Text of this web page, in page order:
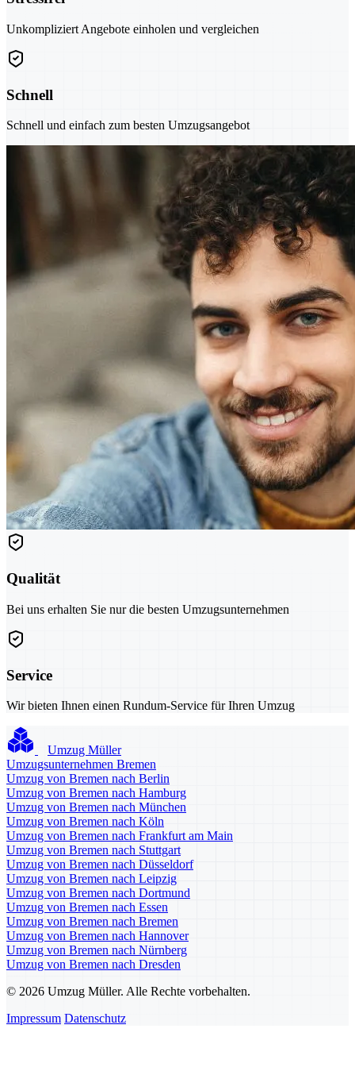
Unkompliziert Angebote einholen und vergleichen
Schnell
Schnell und einfach zum besten Umzugsangebot
Qualität
Bei uns erhalten Sie nur die besten Umzugsunternehmen
Service
Wir bieten Ihnen einen Rundum-Service für Ihren Umzug
Umzug Müller
Umzugsunternehmen Bremen
Umzug von Bremen nach Berlin
Umzug von Bremen nach Hamburg
Umzug von Bremen nach München
Umzug von Bremen nach Köln
Umzug von Bremen nach Frankfurt am Main
Umzug von Bremen nach Stuttgart
Umzug von Bremen nach Düsseldorf
Umzug von Bremen nach Leipzig
Umzug von Bremen nach Dortmund
Umzug von Bremen nach Essen
Umzug von Bremen nach Bremen
Umzug von Bremen nach Hannover
Umzug von Bremen nach Nürnberg
Umzug von Bremen nach Dresden
© 2026 Umzug Müller. Alle Rechte vorbehalten.
Impressum Datenschutz